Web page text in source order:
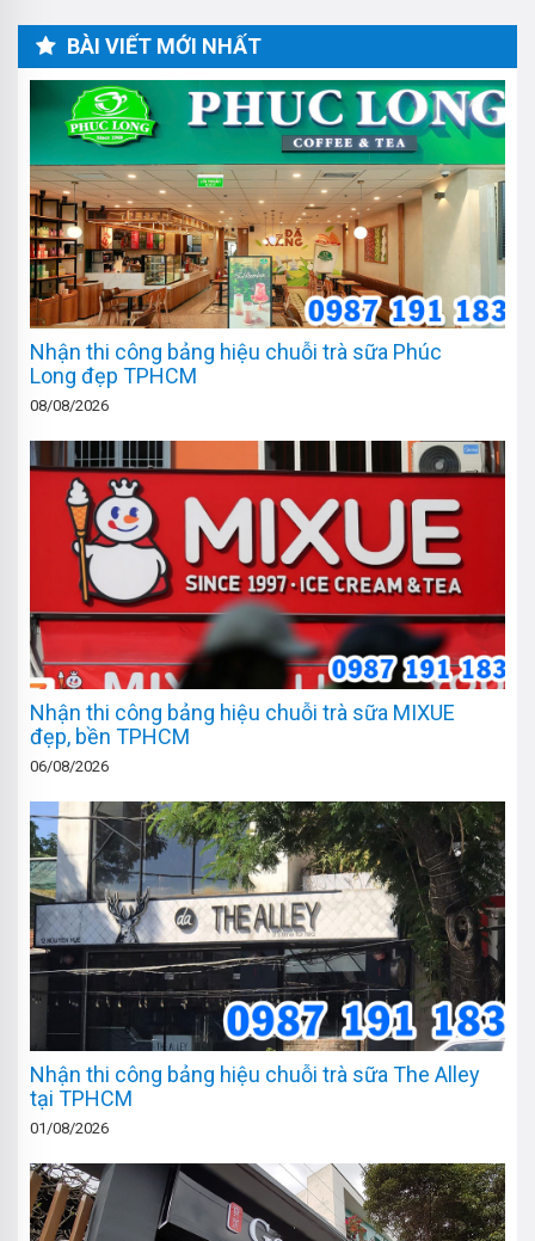
BÀI VIẾT MỚI NHẤT
Nhận thi công bảng hiệu chuỗi trà sữa Phúc
Long đẹp TPHCM
08/08/2026
Nhận thi công bảng hiệu chuỗi trà sữa MIXUE
đẹp, bền TPHCM
06/08/2026
Nhận thi công bảng hiệu chuỗi trà sữa The Alley
tại TPHCM
01/08/2026